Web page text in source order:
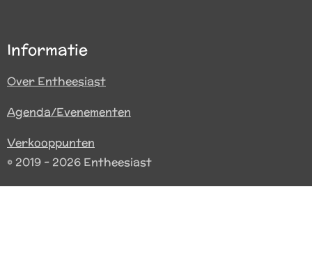
Informatie
Over Entheesiast
Agenda/Evenementen
Verkooppunten
© 2019 - 2026 Entheesiast